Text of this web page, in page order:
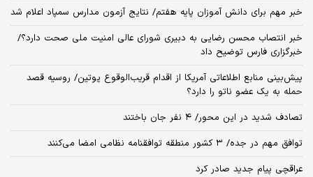
خبر مهم برای دانش آموزان پایه هفتم/ نتایج آزمون مدارس سمپاد اعلام شد
خبر انتصاب محسن رضایی به دبیری شورای عالی امنیت ملی صحت دارد؟/
خبرگزاری فارس توضیح داد
پیش‌بینی منابع اطلاعاتی آمریکا از اقدام قریب‌الوقوع پوتین/ روسیه قصد
حمله به یک عضو ناتو را دارد؟
تصادف شدید در این محور/ ۴ نفر جان باختند
توافق مهم در جده/ ۳ کشور منطقه توافقنامه نظامی امضا می‌کنند
عراقچی پیام جدید صادر کرد